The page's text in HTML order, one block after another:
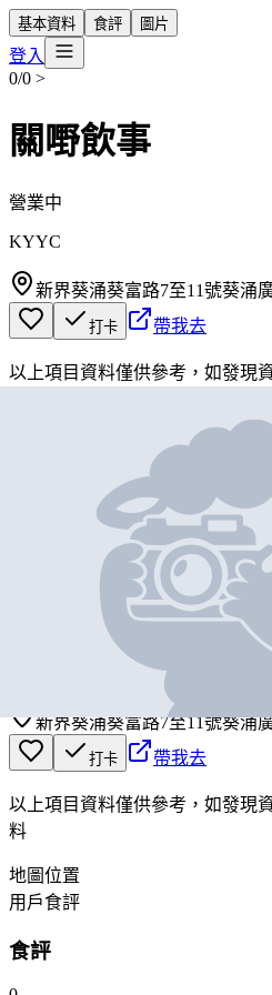
基本資料 食評 圖片
登入
0/0 >
關嘢飲事
營業中
KYYC
新界葵涌葵富路7至11號葵涌
打卡 帶我去
以上項目資料僅供參考，如發現
關嘢飲事
新界葵涌葵富路7至11號葵涌
打卡 帶我去
以上項目資料僅供參考，如發現
料
地圖位置
用戶食評
食評